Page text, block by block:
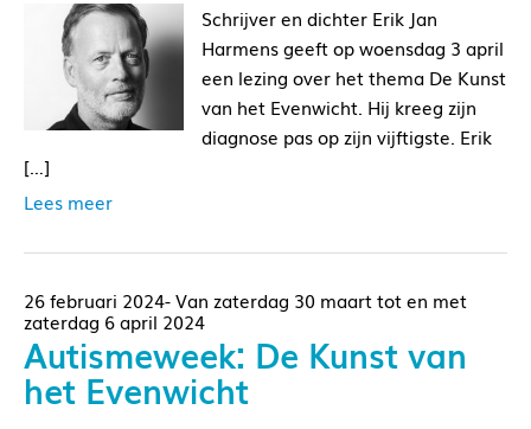
Schrijver en dichter Erik Jan
Harmens geeft op woensdag 3 april
een lezing over het thema De Kunst
van het Evenwicht. Hij kreeg zijn
diagnose pas op zijn vijftigste. Erik
[…]
Lees meer
26 februari 2024- Van zaterdag 30 maart tot en met
zaterdag 6 april 2024
Autismeweek: De Kunst van
het Evenwicht